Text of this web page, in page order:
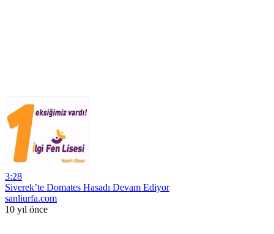
3:28
Siverek’te Domates Hasadı Devam Ediyor
sanliurfa.com
10 yıl önce